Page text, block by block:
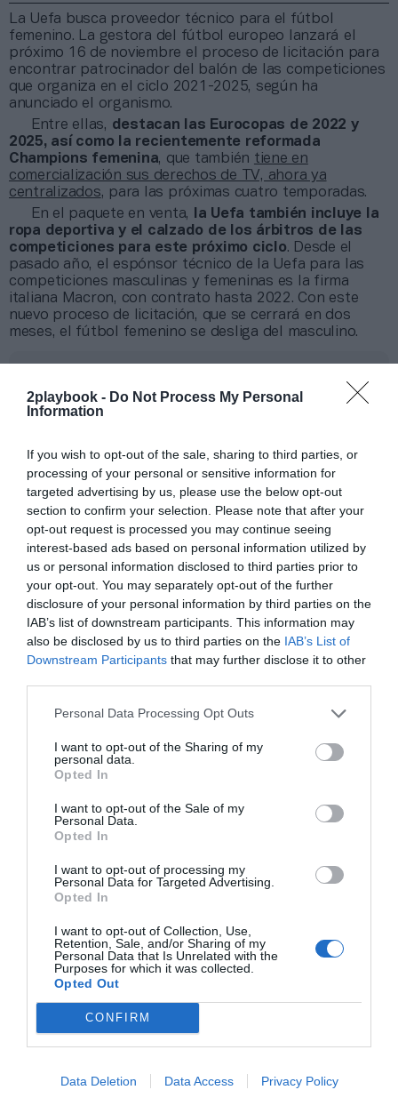
2playbook - Do Not Process My Personal
Information
If you wish to opt-out of the sale, sharing to third parties, or
processing of your personal or sensitive information for
targeted advertising by us, please use the below opt-out
section to confirm your selection. Please note that after your
opt-out request is processed you may continue seeing
interest-based ads based on personal information utilized by
us or personal information disclosed to third parties prior to
your opt-out. You may separately opt-out of the further
disclosure of your personal information by third parties on the
IAB’s list of downstream participants. This information may
also be disclosed by us to third parties on the IAB’s List of
Downstream Participants that may further disclose it to other
Personal Data Processing Opt Outs
I want to opt-out of the Sharing of my
personal data.
Opted In
I want to opt-out of the Sale of my
Personal Data.
Opted In
I want to opt-out of processing my
Personal Data for Targeted Advertising.
Opted In
I want to opt-out of Collection, Use,
Retention, Sale, and/or Sharing of my
Personal Data that Is Unrelated with the
Purposes for which it was collected.
Opted Out
CONFIRM
Data Deletion Data Access Privacy Policy
Índex 2P
Uefa
PRO Women in Sports
La Uefa busca proveedor técnico para el fútbol
femenino. La gestora del fútbol europeo lanzará el
próximo 16 de noviembre el proceso de licitación para
encontrar patrocinador del balón de las competiciones
que organiza en el ciclo 2021-2025, según ha
anunciado el organismo.
Entre ellas, destacan las Eurocopas de 2022 y
2025, así como la recientemente reformada
Champions femenina, que también tiene en
comercialización sus derechos de TV, ahora ya
centralizados, para las próximas cuatro temporadas.
En el paquete en venta,
la Uefa también incluye la
ropa deportiva y el calzado de los árbitros de las
competiciones para este próximo ciclo. Desde el
pasado año, el espónsor técnico de la Uefa para las
competiciones masculinas y femeninas es la firma
italiana Macron, con contrato hasta 2022. Con este
nuevo proceso de licitación, que se cerrará en dos
meses, el fútbol femenino se desliga del masculino.
de forma gratuita
Mantente informado con las últimas noticias de actualidad.
Compartir
Imprimir
¡Haz click aquí y accede sin límites a contenidos